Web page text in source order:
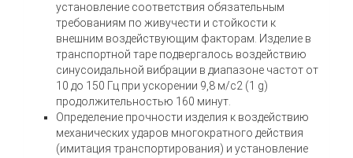
установление соответствия обязательным
требованиям по живучести и стойкости к
внешним воздействующим факторам. Изделие в
транспортной таре подвергалось воздействию
синусоидальной вибрации в диапазоне частот от
10 до 150 Гц при ускорении 9,8 м/с2 (1 g)
продолжительностью 160 минут.
Определение прочности изделия к воздействию
механических ударов многократного действия
(имитация транспортирования) и установление